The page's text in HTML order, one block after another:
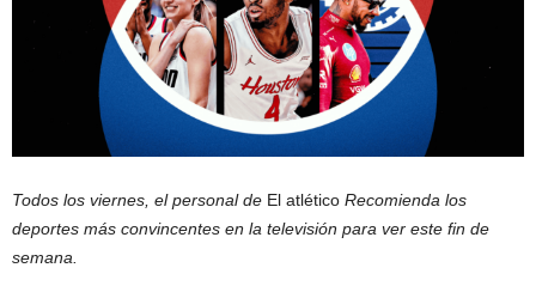
Todos los viernes, el personal de El atlético Recomienda los
deportes más convincentes en la televisión para ver este fin de
semana.